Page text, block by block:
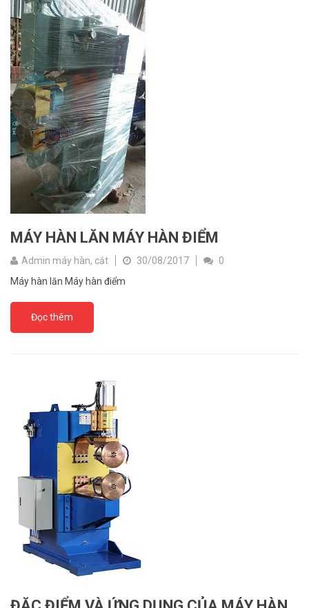
MÁY HÀN LĂN MÁY HÀN ĐIỂM
Admin máy hàn, cắt 30/08/2017
0
Máy hàn lăn Máy hàn điểm
Đọc thêm